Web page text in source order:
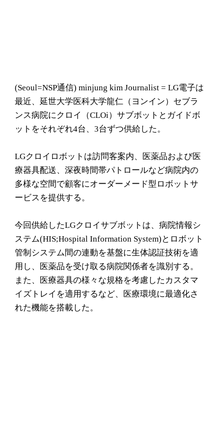
(Seoul= NSP通信) minjung kim Journalist = LG電子は
最近、延世大学医科大学龍仁（ヨンイン）セブラ
ンス病院にクロイ（CLOi）サブボットとガイドボ
ットをそれぞれ4台、3台ずつ供給した。
LGクロイロボットは訪問客案内、医薬品および医
療器具配送、深夜時間帯パトロールなど病院内の
多様な空間で顧客にオーダーメード型ロボットサ
ービスを提供する。
今回供給したLGクロイサブボットは、病院情報シ
ステム(HIS;Hospital Information System)とロボット
管制システム間の連動を基盤に生体認証技術を適
用し、医薬品を受け取る病院関係者を識別する。
また、医療器具の様々な規格を考慮したカスタマ
イズトレイを適用するなど、医療環境に最適化さ
れた機能を搭載した。